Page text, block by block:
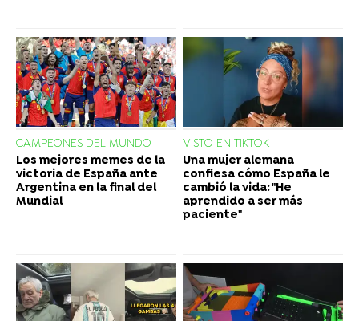
CAMPEONES DEL MUNDO
Los mejores memes de la
victoria de España ante
Argentina en la final del
Mundial
VISTO EN TIKTOK
Una mujer alemana
confiesa cómo España le
cambió la vida: "He
aprendido a ser más
paciente"